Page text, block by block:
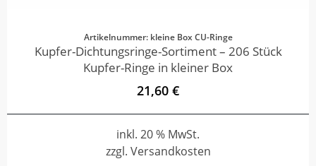
Artikelnummer: kleine Box CU-Ringe
Kupfer-Dichtungsringe-Sortiment – 206 Stück
Kupfer-Ringe in kleiner Box
21,60 €
inkl. 20 % MwSt.
zzgl. Versandkosten